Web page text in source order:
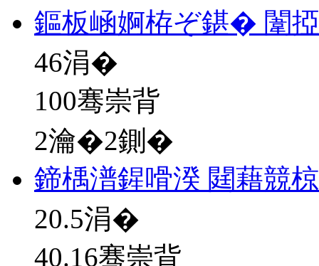
鏂板崡婀栫ぞ鍖� 闈
46涓�
100骞崇背
2瀹�2鍘�
鍗楀潽鍟嗗湀 閮藉競
20.5涓�
40.16骞崇背